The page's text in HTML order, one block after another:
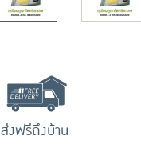
ส่งฟรีถึงบ้าน